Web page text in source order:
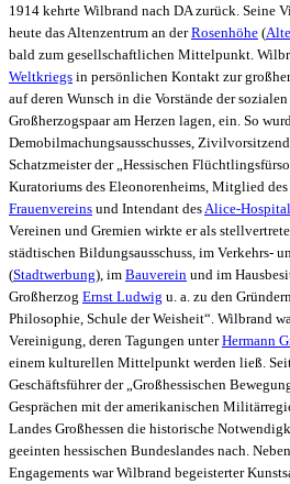
1914 kehrte Wilbrand nach DA zurück. Seine
heute das Altenzentrum an derRosenhöhe (
bald zum gesellschaftlichen Mittelpunkt.
Weltkriegs in persönlichen Kontakt zur
auf deren Wunsch in die Vorstände der
Großherzogspaar am Herzen lagen, ein. So
Demobilmachungsausschusses,
Schatzmeister der „Hessischen
Kuratoriums des Eleonorenheims, Mitglied
Frauenvereins und Intendant des Alice-
Vereinen und Gremien wirkte er als
städtischen Bildungsausschuss, im Verkehrs-
(Stadtwerbung), im Bauverein und im
Großherzog Ernst Ludwig u. a. zu den
Philosophie, Schule der Weisheit“. Wilbrand
Vereinigung, deren Tagungen unterHermann
einem kulturellen Mittelpunkt werden ließ.
Geschäftsführer der „Großhessischen
Gesprächen mit der amerikanischen
Landes Großhessen die historische
geeinten hessischen Bundeslandes nach.
Engagements war Wilbrand begeisterter